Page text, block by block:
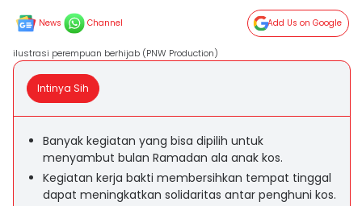
News Channel Add Us on Google
ilustrasi perempuan berhijab (PNW Production)
Intinya Sih
Banyak kegiatan yang bisa dipilih untuk
menyambut bulan Ramadan ala anak kos.
Kegiatan kerja bakti membersihkan tempat tinggal
dapat meningkatkan solidaritas antar penghuni kos.